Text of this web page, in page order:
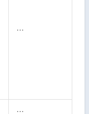
…
…